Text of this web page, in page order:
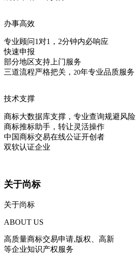
办事高效
专业顾问1对1，2分钟内必响应
快速申报
部分地区支持上门服务
三道流程严格把关， 20年专业品质服务
技术支撑
商标大数据库支撑，专业查询规避风险
商标推标助手，转让灵活操作
中国商标交易在线公证开创者
双软认证企业
关于尚标
关于尚标
ABOUT US
高质量商标交易申请,版权、高新
等企业知识产权服务